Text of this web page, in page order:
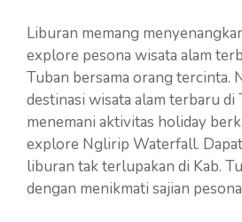
Liburan memang
explore pesona wisata alam
Tuban bersama orang tercinta.
destinasi wisata alam terbaru
menemani aktivitas holiday
explore Nglirip Waterfall.
liburan tak terlupakan di Kab.
dengan menikmati sajian